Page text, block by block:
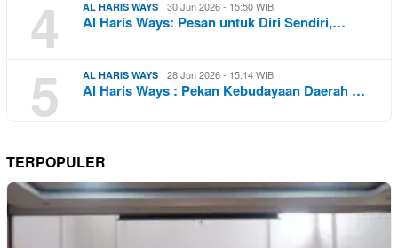
4 AL HARIS WAYS 30 Jun 2026 - 15:50 WIB
Al Haris Ways: Pesan untuk Diri Sendiri,…
5 AL HARIS WAYS 28 Jun 2026 - 15:14 WIB
Al Haris Ways : Pekan Kebudayaan Daerah …
TERPOPULER